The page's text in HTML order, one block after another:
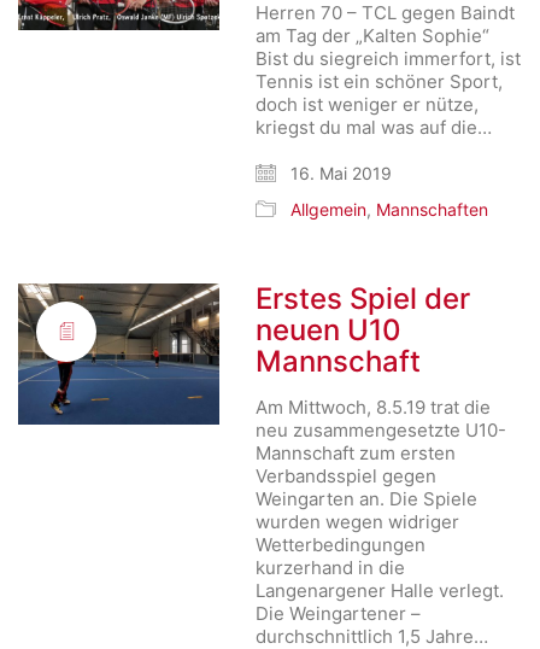
Herren 70 – TCL gegen Baindt
am Tag der „Kalten Sophie“
Bist du siegreich immerfort, ist
Tennis ist ein schöner Sport,
doch ist weniger er nütze,
kriegst du mal was auf die…
16. Mai 2019
Allgemein, Mannschaften
Erstes Spiel der
neuen U10
Mannschaft
Am Mittwoch, 8.5.19 trat die
neu zusammengesetzte U10-
Mannschaft zum ersten
Verbandsspiel gegen
Weingarten an. Die Spiele
wurden wegen widriger
Wetterbedingungen
kurzerhand in die
Langenargener Halle verlegt.
Die Weingartener –
durchschnittlich 1,5 Jahre…